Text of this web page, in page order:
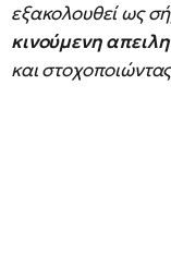
εξακολουθεί ως
κινούμενη
και